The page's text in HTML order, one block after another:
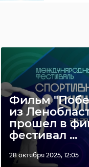
Фильм
из
прошел в
фестивал ...
28 октября 2025, 12:05